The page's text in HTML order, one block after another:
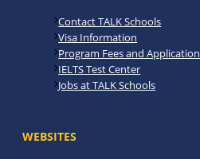
Contact TALK Schools
Visa Information
Program Fees and Application
IELTS Test Center
Jobs at TALK Schools
WEBSITES